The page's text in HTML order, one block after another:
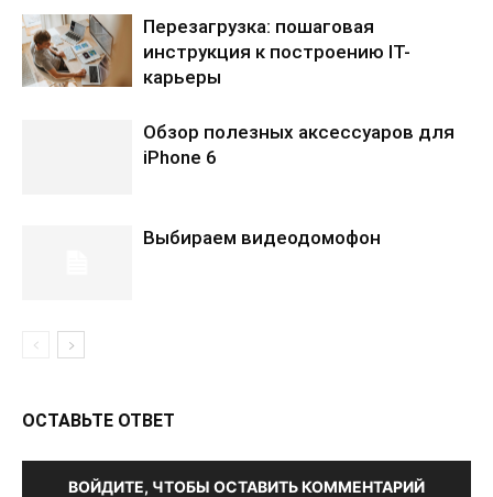
Перезагрузка: пошаговая
инструкция к построению IT-
карьеры
Обзор полезных аксессуаров для
iPhone 6
Выбираем видеодомофон
ОСТАВЬТЕ ОТВЕТ
ВОЙДИТЕ, ЧТОБЫ ОСТАВИТЬ КОММЕНТАРИЙ